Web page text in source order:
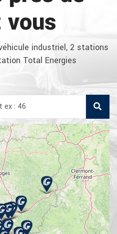
vous
industriel, 2 stations
Total Energies